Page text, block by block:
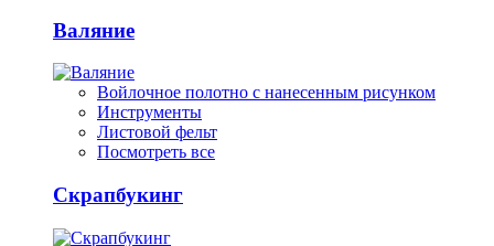
Валяние
Войлочное полотно с нанесенным рисунком
Инструменты
Листовой фельт
Посмотреть все
Скрапбукинг